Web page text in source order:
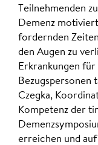
Teilnehmenden
Demenz
fordernden
den Augen zu
Erkrankungen
Bezugspersonen
Czegka,
Kompetenz der
erreichen und